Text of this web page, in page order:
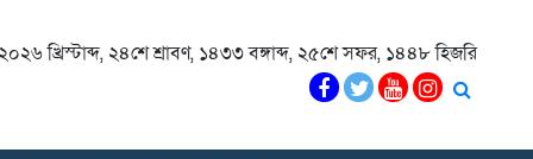
খ্রিস্টাব্দ, ২৪শে শ্রাবণ, ১৪৩৩ বঙ্গাব্দ, ২৫শে সফর, ১৪৪৮ হিজরি